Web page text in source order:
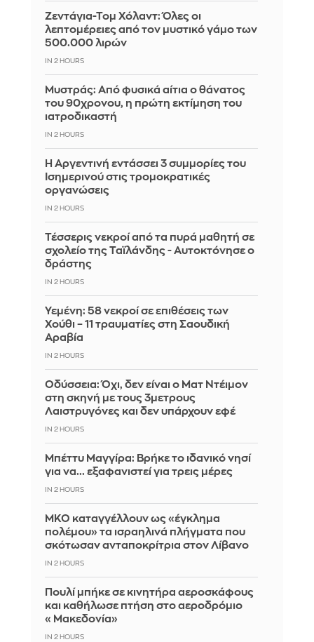
Ζεντάγια-Τομ Χόλαντ: Όλες οι
λεπτομέρειες από τον μυστικό γάμο των
500.000 λιρών
IN 2 HOURS
Μυστράς: Από φυσικά αίτια ο θάνατος
του 90χρονου, η πρώτη εκτίμηση του
ιατροδικαστή
IN 2 HOURS
Η Αργεντινή εντάσσει 3 συμμορίες του
Ισημερινού στις τρομοκρατικές
οργανώσεις
IN 2 HOURS
Τέσσερις νεκροί από τα πυρά μαθητή σε
σχολείο της Ταϊλάνδης - Αυτοκτόνησε ο
δράστης
IN 2 HOURS
Υεμένη: 58 νεκροί σε επιθέσεις των
Χούθι – 11 τραυματίες στη Σαουδική
Αραβία
IN 2 HOURS
Οδύσσεια: Όχι, δεν είναι ο Ματ Ντέιμον
στη σκηνή με τους 3μετρους
Λαιστρυγόνες και δεν υπάρχουν εφέ
IN 2 HOURS
Μπέττυ Μαγγίρα: Βρήκε το ιδανικό νησί
για να... εξαφανιστεί για τρεις μέρες
IN 2 HOURS
ΜΚΟ καταγγέλλουν ως «έγκλημα
πολέμου» τα ισραηλινά πλήγματα που
σκότωσαν ανταποκρίτρια στον Λίβανο
IN 2 HOURS
Πουλί μπήκε σε κινητήρα αεροσκάφους
και καθήλωσε πτήση στο αεροδρόμιο
«Μακεδονία»
IN 2 HOURS